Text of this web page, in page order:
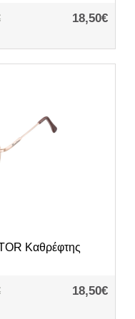
18,50€
Καθρέφτης
18,50€